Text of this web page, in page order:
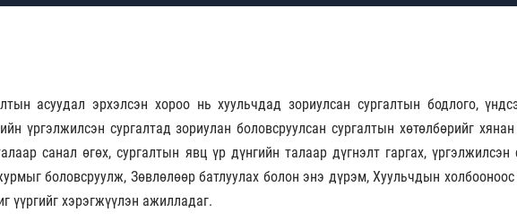
асуудал эрхэлсэн хороо нь хуульчдад зориулсан сургалтын бодлого,
үргэлжилсэн сургалтад зориулан боловсруулсан сургалтын хөтөлбөрийг
санал өгөх, сургалтын явц үр дүнгийн талаар дүгнэлт гаргах, үргэлжилсэн
боловсруулж, Зөвлөлөөр батлуулах болон энэ дүрэм, Хуульчдын холбооноос
үүргийг хэрэгжүүлэн ажилладаг.